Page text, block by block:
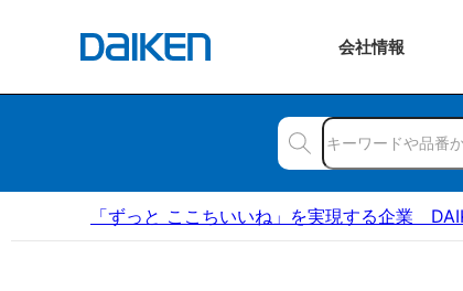
会社情報
「ずっと ここちいいね」を実現する企業